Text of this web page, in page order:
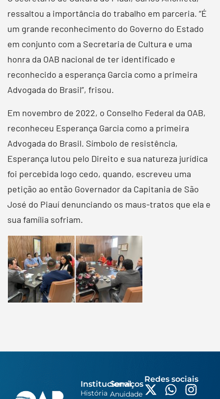
ressaltou a importância do trabalho em parceria. “É
um grande reconhecimento do Governo do Estado
em conjunto com a Secretaria de Cultura e uma
honra da OAB nacional de ter identificado e
reconhecido a esperança Garcia como a primeira
Advogada do Brasil”, frisou.
Em novembro de 2022, o Conselho Federal da OAB,
reconheceu Esperança Garcia como a primeira
Advogada do Brasil. Símbolo de resistência,
Esperança lutou pelo Direito e sua natureza jurídica
foi percebida logo cedo, quando, escreveu uma
petição ao então Governador da Capitania de São
José do Piauí denunciando os maus-tratos que ela e
sua família sofriam.
Institucional
História
Serviços
Anuidade
Redes sociais